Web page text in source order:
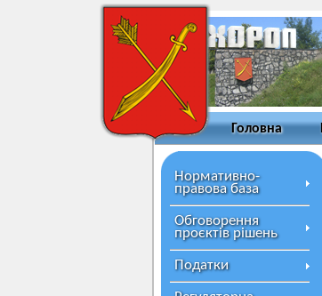
Головна
Нормативно-
правова база
Обговорення
проєктів рішень
Податки